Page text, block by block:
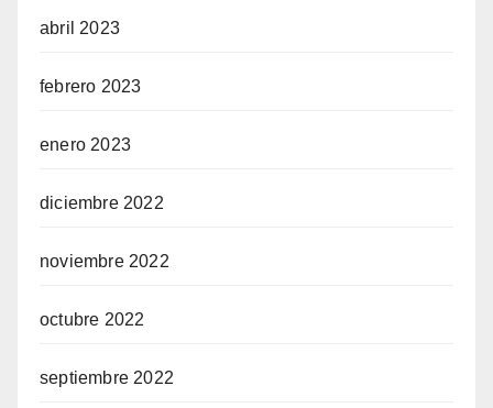
abril 2023
febrero 2023
enero 2023
diciembre 2022
noviembre 2022
octubre 2022
septiembre 2022